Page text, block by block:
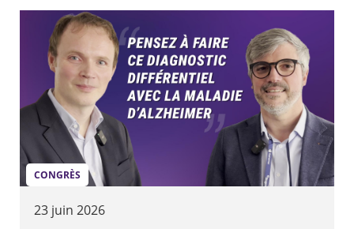
CONGRÈS
23 juin 2026